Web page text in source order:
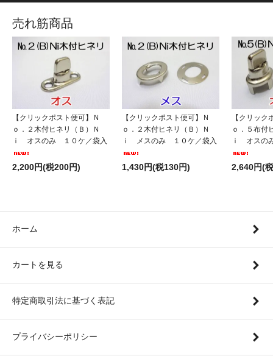
売れ筋商品
【クリックポスト便可】Ｎ
ｏ．２木付ヒネリ（Ｂ）Ｎ
ｉ オスのみ １０ケ／袋入
2,200円(税200円)
【クリックポスト便可】Ｎ
ｏ．２木付ヒネリ（Ｂ）Ｎ
ｉ メスのみ １０ケ／袋入
1,430円(税130円)
【クリック
ｏ．５布付
ｉ オスの
2,640円(
ホーム
カートを見る
特定商取引法に基づく表記
プライバシーポリシー